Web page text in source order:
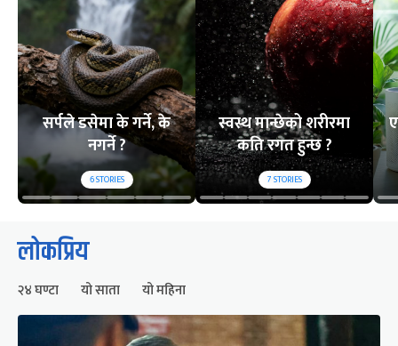
सर्पले डसेमा के गर्ने, के
नगर्ने ?
6STORIES
स्वस्थ मान्छेको शरीरमा
कति रगत हुन्छ ?
7STORIES
लोकप्रिय
२४ घण्टा यो साता यो महिना